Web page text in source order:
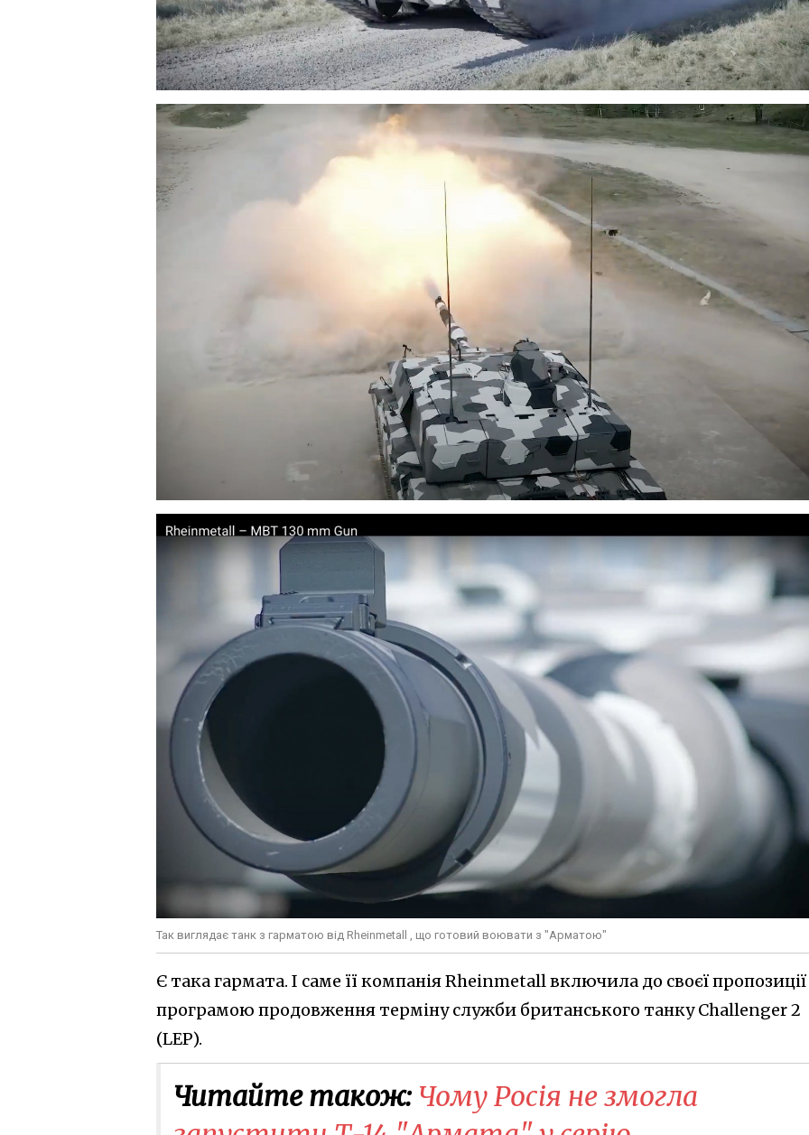
Так виглядає танк з гарматою від Rheinmetall , що готовий воювати з "Арматою"
Є така гармата. І саме її компанія Rheinmetall включила до своєї пропозиції
програмою продовження терміну служби британського танку Challenger 2
(LEP).
Читайте також: ​Чому Росія не змогла